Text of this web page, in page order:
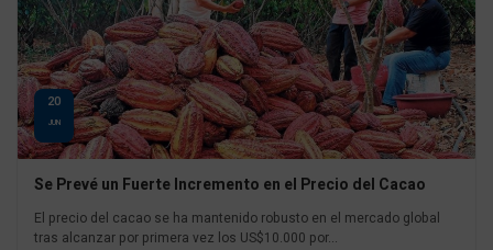
20
JUN
Se Prevé un Fuerte Incremento en el Precio del Cacao
El precio del cacao se ha mantenido robusto en el mercado global
tras alcanzar por primera vez los US$10.000 por...